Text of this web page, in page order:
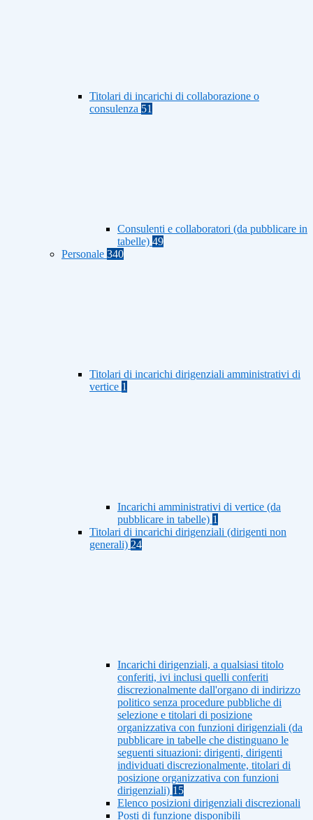
Titolari di incarichi di collaborazione o
consulenza 51
Consulenti e collaboratori (da pubblicare in
tabelle) 49
Personale 340
Titolari di incarichi dirigenziali amministrativi di
vertice 1
Incarichi amministrativi di vertice (da
pubblicare in tabelle) 1
Titolari di incarichi dirigenziali (dirigenti non
generali) 24
Incarichi dirigenziali, a qualsiasi titolo
conferiti, ivi inclusi quelli conferiti
discrezionalmente dall'organo di indirizzo
politico senza procedure pubbliche di
selezione e titolari di posizione
organizzativa con funzioni dirigenziali (da
pubblicare in tabelle che distinguano le
seguenti situazioni: dirigenti, dirigenti
individuati discrezionalmente, titolari di
posizione organizzativa con funzioni
dirigenziali) 15
Elenco posizioni dirigenziali discrezionali
Posti di funzione disponibili